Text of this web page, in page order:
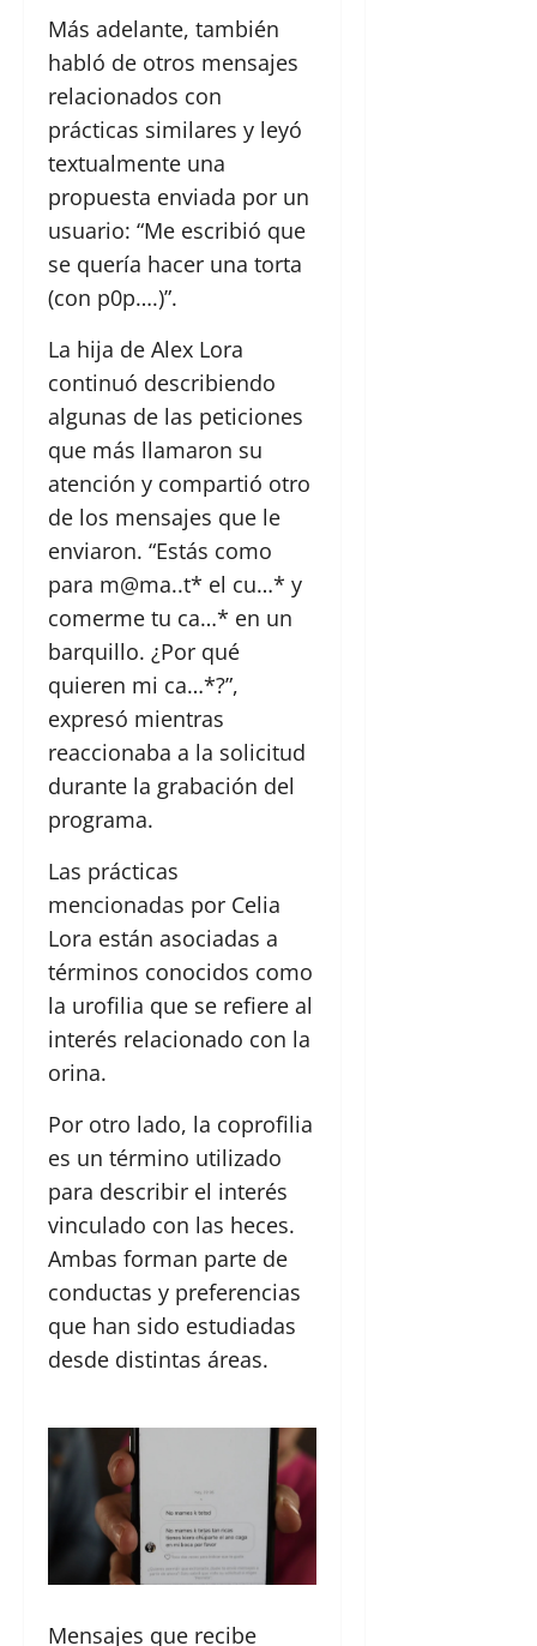
Más adelante, también
habló de otros mensajes
relacionados con
prácticas similares y leyó
textualmente una
propuesta enviada por un
usuario: “Me escribió que
se quería hacer una torta
(con p0p….)”.
La hija de Alex Lora
continuó describiendo
algunas de las peticiones
que más llamaron su
atención y compartió otro
de los mensajes que le
enviaron. “Estás como
para m@ma..t* el cu…* y
comerme tu ca…* en un
barquillo. ¿Por qué
quieren mi ca…*?”,
expresó mientras
reaccionaba a la solicitud
durante la grabación del
programa.
Las prácticas
mencionadas por Celia
Lora están asociadas a
términos conocidos como
la urofilia que se refiere al
interés relacionado con la
orina.
Por otro lado, la coprofilia
es un término utilizado
para describir el interés
vinculado con las heces.
Ambas forman parte de
conductas y preferencias
que han sido estudiadas
desde distintas áreas.
Mensajes que recibe